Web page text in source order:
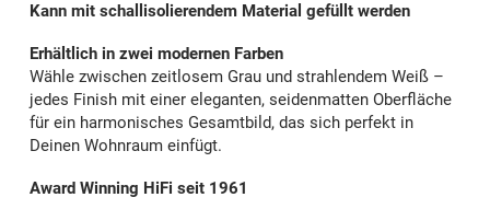
Kann mit schallisolierendem Material gefüllt werden
Erhältlich in zwei modernen Farben
Wähle zwischen zeitlosem Grau und strahlendem Weiß –
jedes Finish mit einer eleganten, seidenmatten Oberfläche
für ein harmonisches Gesamtbild, das sich perfekt in
Deinen Wohnraum einfügt.
Award Winning HiFi seit 1961